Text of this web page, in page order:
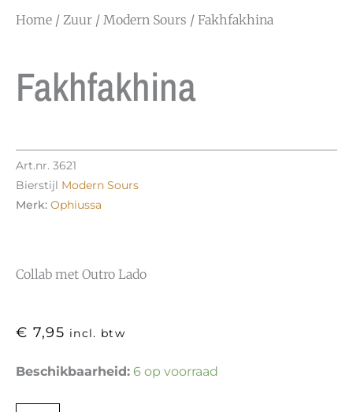
Home / Zuur / Modern Sours / Fakhfakhina
Fakhfakhina
Art.nr. 3621
Bierstijl Modern Sours
Merk: Ophiussa
Collab met Outro Lado
€ 7,95 incl. btw
Beschikbaarheid: 6 op voorraad
Fakhfakhina